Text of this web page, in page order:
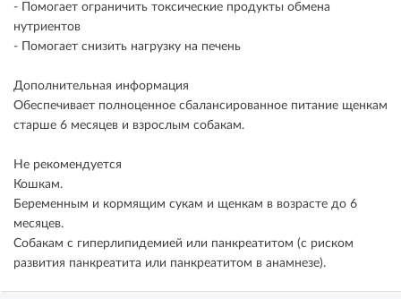
- Помогает ограничить токсические продукты обмена
нутриентов
- Помогает снизить нагрузку на печень
Дополнительная информация
Обеспечивает полноценное сбалансированное питание щенкам
старше 6 месяцев и взрослым собакам.
Не рекомендуется
Кошкам.
Беременным и кормящим сукам и щенкам в возрасте до 6
месяцев.
Собакам с гиперлипидемией или панкреатитом (с риском
развития панкреатита или панкреатитом в анамнезе).